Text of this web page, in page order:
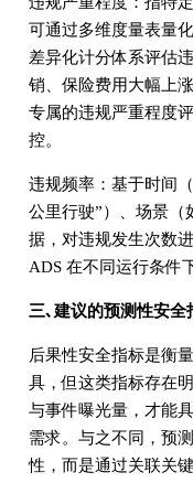
可通过多维度量表量
差异化计分体系评估
销、保险费用大幅上
专属的违规严重程度
控。
违规频率：基于时间
公里行驶”）、场景（
据，对违规发生次数
ADS 在不同运行条件
三､建议的预测性安全
后果性安全指标是衡
具，但这类指标存在
与事件曝光量，才能
需求。与之不同，预
性，而是通过关联关